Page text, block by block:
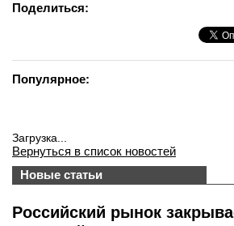
Поделиться:
Популярное:
Загрузка...
Вернуться в список новостей
Новые статьи
Российский рынок